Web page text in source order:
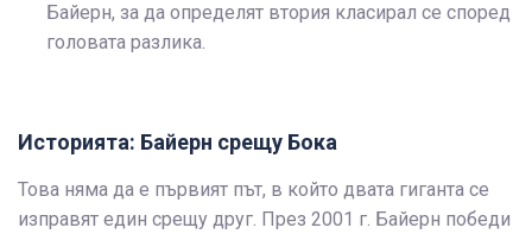
Байерн, за да определят втория класирал се според
головата разлика.
Историята: Байерн срещу Бока
Това няма да е първият път, в който двата гиганта се
изправят един срещу друг. През 2001 г. Байерн победи